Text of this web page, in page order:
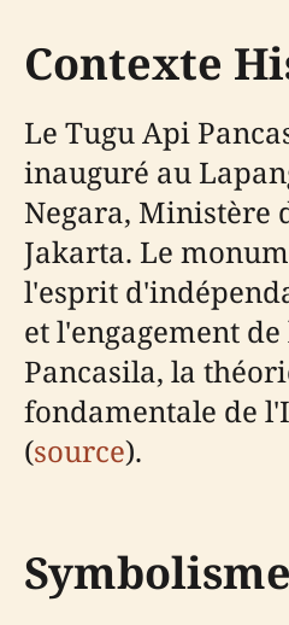
Contexte
Le Tugu Api
inauguré au
Negara, Ministère
Jakarta. Le
l'esprit
et l'engagement
Pancasila, la
fondamentale de
(source).